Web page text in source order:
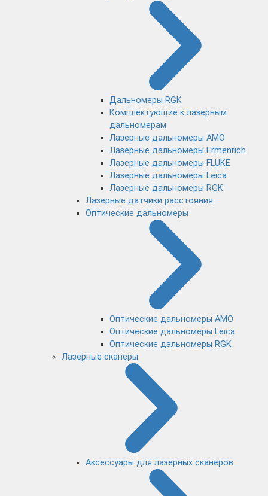
Дальномеры RGK
Комплектующие к лазерным
дальномерам
Лазерные дальномеры AMO
Лазерные дальномеры Ermenrich
Лазерные дальномеры FLUKE
Лазерные дальномеры Leica
Лазерные дальномеры RGK
Лазерные датчики расстояния
Оптические дальномеры
Оптические дальномеры AMO
Оптические дальномеры Leica
Оптические дальномеры RGK
Лазерные сканеры
Аксессуары для лазерных сканеров